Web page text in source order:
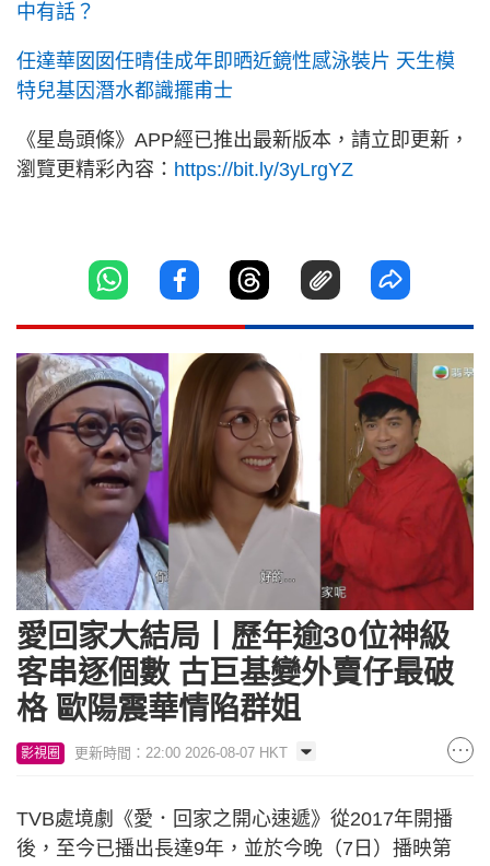
中有話？
任達華囡囡任晴佳成年即晒近鏡性感泳裝片 天生模
特兒基因潛水都識擺甫士
《星島頭條》APP經已推出最新版本，請立即更新，
瀏覽更精彩內容： https://bit.ly/3yLrgYZ
愛回家大結局丨歷年逾30位神級
客串逐個數 古巨基變外賣仔最破
格 歐陽震華情陷群姐
影視圈 更新時間：22:00 2026-08-07 HKT
TVB處境劇《愛．回家之開心速遞》從2017年開播
後，至今已播出長達9年，並於今晚（7日）播映第